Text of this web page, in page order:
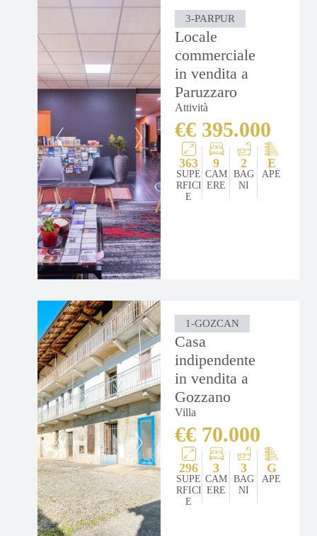
3-PARPUR
Locale
commerciale
in vendita a
Paruzzaro
Attività
€€ 395.000
363
SUPE
RFICI
E
9
CAM
ERE
2
BAG
NI
E
APE
1-GOZCAN
Casa
indipendente
in vendita a
Gozzano
Villa
€€ 70.000
296
SUPE
RFICI
E
3
CAM
ERE
3
BAG
NI
G
APE